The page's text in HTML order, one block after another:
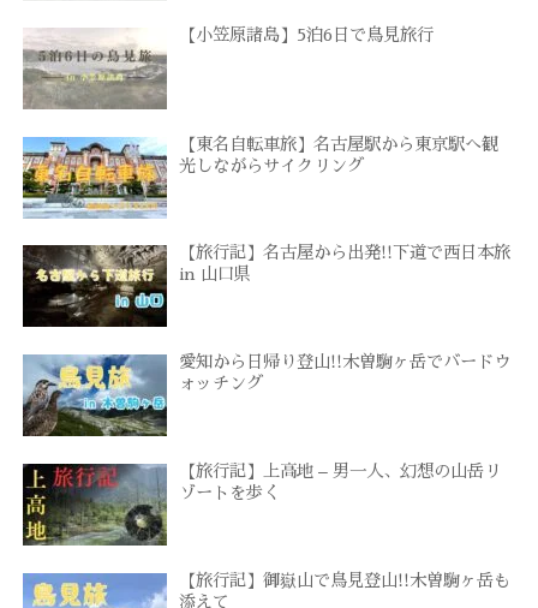
【小笠原諸島】5泊6日で鳥見旅行
【東名自転車旅】名古屋駅から東京駅へ観
光しながらサイクリング
【旅行記】名古屋から出発!!下道で西日本旅
in 山口県
愛知から日帰り登山!!木曽駒ヶ岳でバードウ
ォッチング
【旅行記】上高地 – 男一人、幻想の山岳リ
ゾートを歩く
【旅行記】御嶽山で鳥見登山!!木曽駒ヶ岳も
添えて